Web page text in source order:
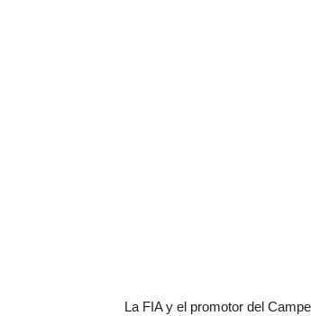
La FIA y el promotor del